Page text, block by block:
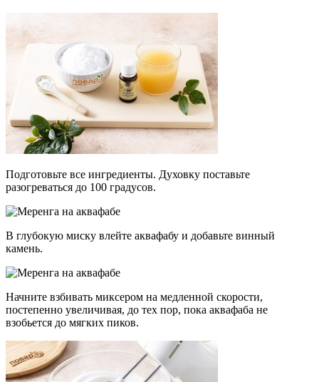
Подготовьте все ингредиенты. Духовку поставьте
разогреваться до 100 градусов.
В глубокую миску влейте аквафабу и добавьте винный
камень.
Начните взбивать миксером на медленной скорости,
постепенно увеличивая, до тех пор, пока аквафаба не
взобьется до мягких пиков.